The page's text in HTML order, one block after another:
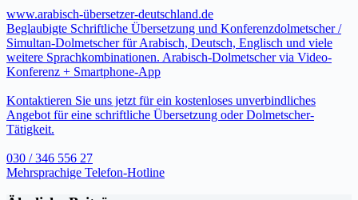
www.arabisch-übersetzer-deutschland.de
Beglaubigte Schriftliche Übersetzung und Konferenzdolmetscher /
Simultan-Dolmetscher für Arabisch, Deutsch, Englisch und viele
weitere Sprachkombinationen. Arabisch-Dolmetscher via Video-
Konferenz + Smartphone-App
Kontaktieren Sie uns jetzt für ein kostenloses unverbindliches
Angebot für eine schriftliche Übersetzung oder Dolmetscher-
Tätigkeit.
030 / 346 556 27
Mehrsprachige Telefon-Hotline